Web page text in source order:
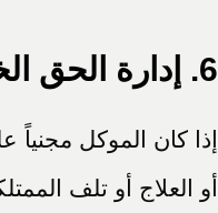
6. إدارة الحق الخاص
إذا كان الموكل مجنياً
أو العلاج أو تلف